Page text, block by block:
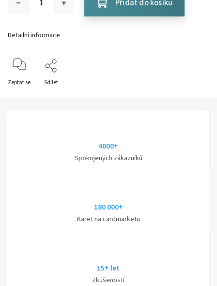
Přidat do košíku
Detailní informace
Zeptat se Sdílet
4000+
Spokojených zákazníků
180 000+
Karet na cardmarketu
15+ let
Zkušeností